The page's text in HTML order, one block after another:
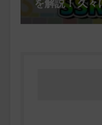
を解説！ 久